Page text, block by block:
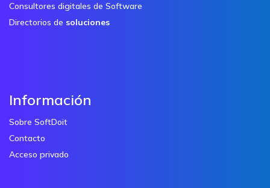
Consultores digitales de Software
Directorios de soluciones
Información
Sobre SoftDoit
Contacto
Acceso privado